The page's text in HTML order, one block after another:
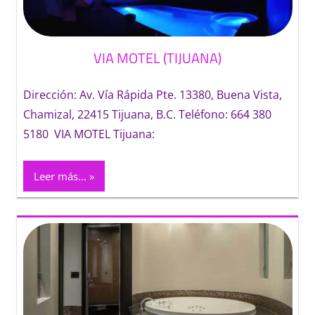
VIA MOTEL (TIJUANA)
Dirección: Av. Vía Rápida Pte. 13380, Buena Vista,
Chamizal, 22415 Tijuana, B.C. Teléfono: 664 380
5180 VIA MOTEL Tijuana:
Leer más...